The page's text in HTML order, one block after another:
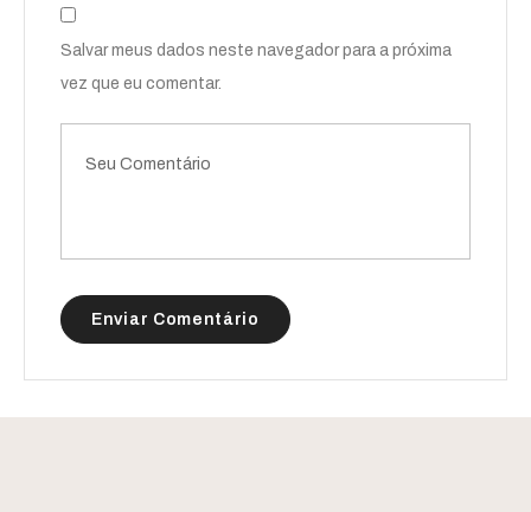
Salvar meus dados neste navegador para a próxima
vez que eu comentar.